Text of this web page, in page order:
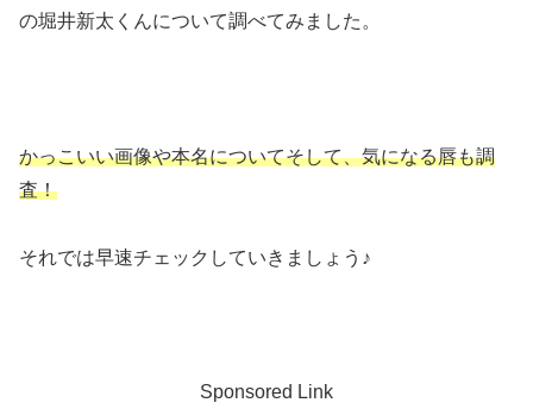
の堀井新太くんについて調べてみました。
かっこいい画像や本名についてそして、気になる唇も調
査！
それでは早速チェックしていきましょう♪
Sponsored Link